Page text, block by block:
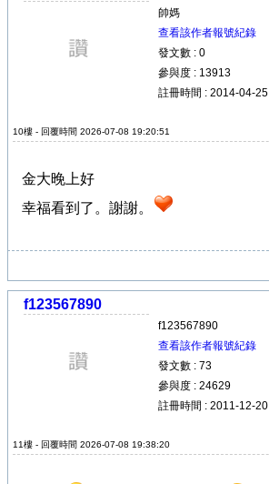
帥媽
查看該作者報號紀錄
發文數 : 0
參與度 : 13913
註冊時間 : 2014-04-25
10樓 - 回覆時間 2026-07-08 19:20:51
金大晚上好
幸福看到了。謝謝。
f123567890
f123567890
查看該作者報號紀錄
發文數 : 73
參與度 : 24629
註冊時間 : 2011-12-20
11樓 - 回覆時間 2026-07-08 19:38:20